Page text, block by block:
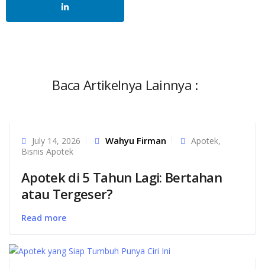
Baca Artikelnya Lainnya :
July 14, 2026 Wahyu Firman Apotek,
Bisnis Apotek
Apotek di 5 Tahun Lagi: Bertahan
atau Tergeser?
Read more